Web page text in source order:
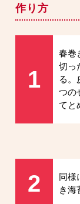
作り方
1
春巻
切っ
る。
つの
てと
2
同様
き海